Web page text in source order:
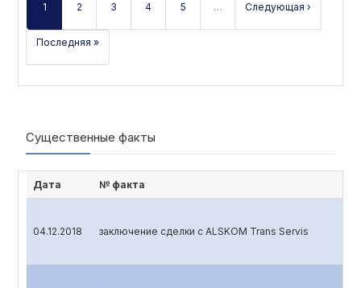
1 2 3 4 5 … Следующая ›
Последняя »
Существенные факты
Дата № факта
04.12.2018 заключение сделки с ALSKOM Trans Servis